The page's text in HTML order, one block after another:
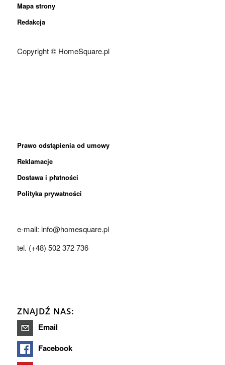
Mapa strony
Redakcja
Copyright © HomeSquare.pl
Prawo odstąpienia od umowy
Reklamacje
Dostawa i płatności
Polityka prywatności
e-mail: info@homesquare.pl
tel. (+48) 502 372 736
ZNAJDŹ NAS:
Email
Facebook